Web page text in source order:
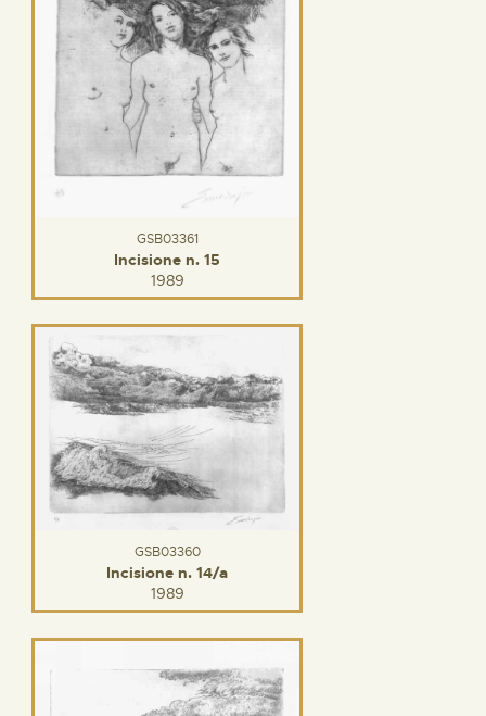
GSB03361
Incisione n. 15
1989
GSB03360
Incisione n. 14/a
1989